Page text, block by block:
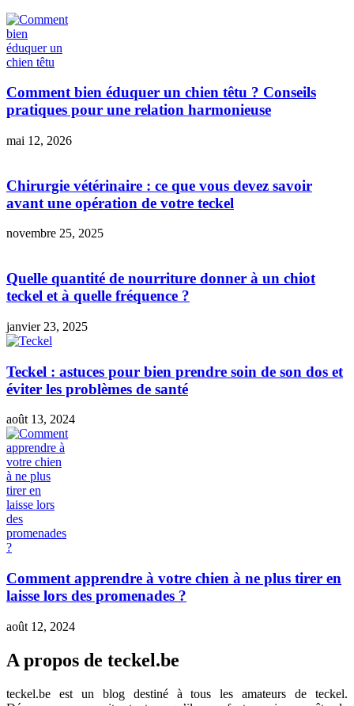
Comment bien éduquer un chien têtu ? Conseils
pratiques pour une relation harmonieuse
mai 12, 2026
Chirurgie vétérinaire : ce que vous devez savoir
avant une opération de votre teckel
novembre 25, 2025
Quelle quantité de nourriture donner à un chiot
teckel et à quelle fréquence ?
janvier 23, 2025
Teckel : astuces pour bien prendre soin de son dos et
éviter les problèmes de santé
août 13, 2024
Comment apprendre à votre chien à ne plus tirer en
laisse lors des promenades ?
août 12, 2024
A propos de teckel.be
teckel.be est un blog destiné à tous les amateurs de teckel.